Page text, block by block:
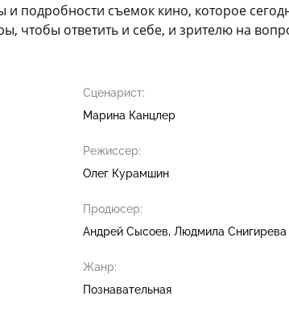
подробности съемок кино, которое
чтобы ответить и себе, и зрителю на
Сценарист:
Марина Канцлер
Режиссер:
Олег Курамшин
Продюсер:
Андрей Сысоев Людмила Снигирева
Жанр:
Познавательная